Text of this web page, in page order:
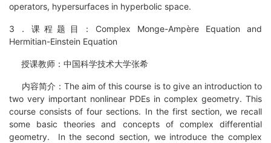
operators, hypersurfaces in hyperbolic space.
3．课程题目：Complex Monge-Ampère Equation and
Hermitian-Einstein Equation
授课教师：中国科学技术大学张希
内容简介：The aim of this course is to give an introduction to
two very important nonlinear PDEs in complex geometry. This
course consists of four sections. In the first section, we recall
some basic theories and concepts of complex differential
geometry. In the second section, we introduce the complex